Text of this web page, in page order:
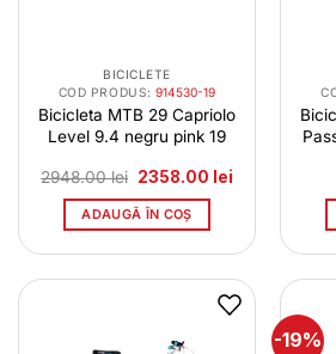
BICICLETE
COD PRODUS:914530-19
Bicicleta MTB 29 Capriolo
Level 9.4 negru pink 19
2948.00lei Prețul
a
fost:
2358.00 lei
ADAUGĂ ÎN COȘ
-19%